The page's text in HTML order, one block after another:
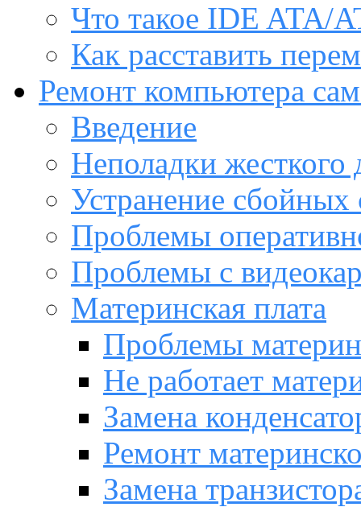
Что такое IDE ATA/
Как расставить
Ремонт компьютера
Введение
Неполадки жесткого
Устранение сбойных
Проблемы
Проблемы с
Материнская плата
Проблемы
Не работает
Замена
Ремонт
Замена